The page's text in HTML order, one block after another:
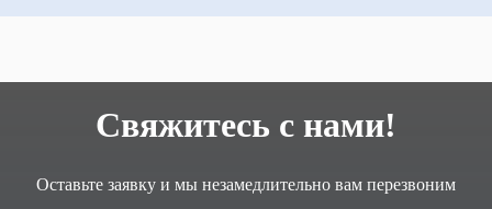
Свяжитесь с нами!
Оставьте заявку и мы незамедлительно вам перезвоним